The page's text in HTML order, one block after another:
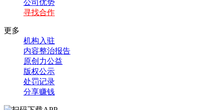
公司优势
寻找合作
更多
机构入驻
内容整治报告
原创力公益
版权公示
处罚记录
分享赚钱